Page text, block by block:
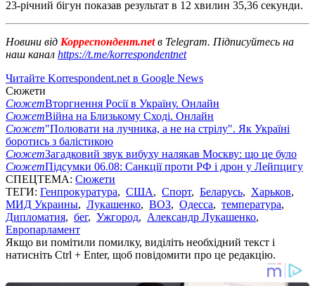
23-річний бігун показав результат в 12 хвилин 35,36 секунди.
Новини від Корреспондент.netв Telegram. Підписуйтесь на
наш канал https://t.me/korrespondentnet
Читайте Korrespondent.net в Google News
Сюжети
СюжетВторгнення Росії в Україну. Онлайн
СюжетВійна на Близькому Сході. Онлайн
Сюжет"Полювати на лучника, а не на стрілу". Як Україні
боротись з балістикою
СюжетЗагадковий звук вибуху налякав Москву: що це було
СюжетПідсумки 06.08: Санкції проти РФ і дрон у Лейпцигу
СПЕЦТЕМА: Сюжети
ТЕГИ: Генпрокуратура, США, Спорт, Беларусь, Харьков,
МИД Украины, Лукашенко, ВОЗ, Одесса, температура,
Дипломатия, бег, Ужгород, Александр Лукашенко,
Европарламент
Якщо ви помітили помилку, виділіть необхідний текст і
натисніть Ctrl + Enter, щоб повідомити про це редакцію.